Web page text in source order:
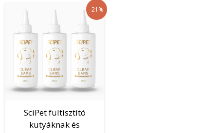
-21%
SciPet fültisztító
kutyáknak és
Original
price
was:
23.970 Ft.
Current
price